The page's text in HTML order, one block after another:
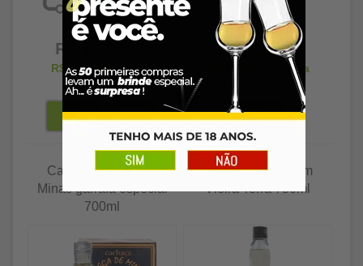
R$ 1.383,89
R$ 1.342,37à vista
Esgotado
R$ 3.003,01 à vista
Cachaça Adega de
Minas garrafa especial
700ml
Cachaça Armazém
Vieira Terra 750ml